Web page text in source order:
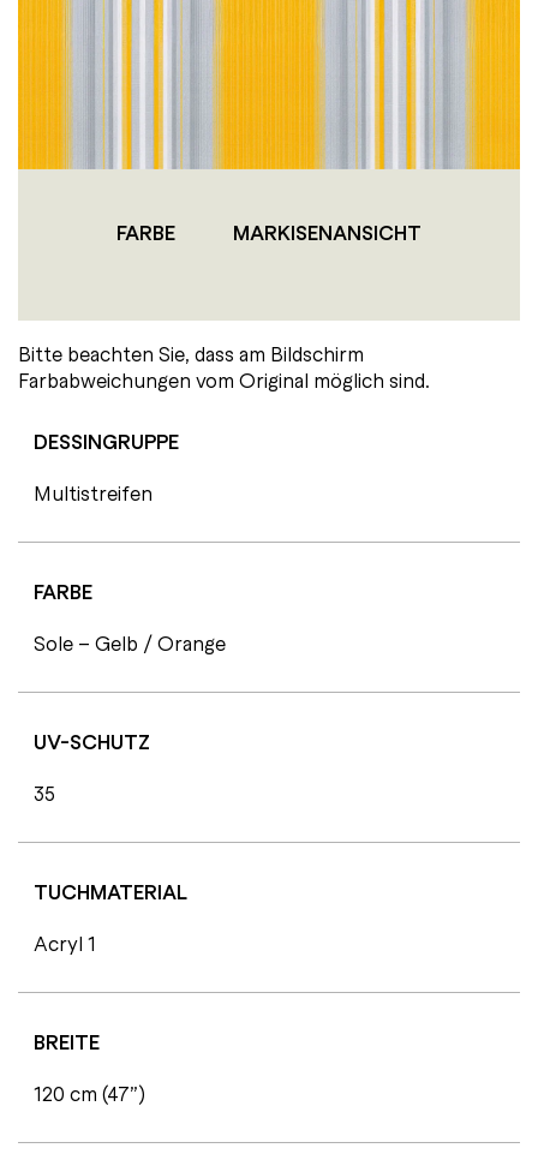
FARBE MARKISENANSICHT
Bitte beachten Sie, dass am Bildschirm
Farbabweichungen vom Original möglich sind.
DESSINGRUPPE
Multistreifen
FARBE
Sole – Gelb / Orange
UV-SCHUTZ
35
TUCHMATERIAL
Acryl 1
BREITE
120 cm (47”)